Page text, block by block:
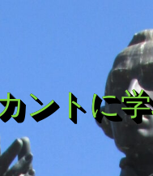
ントに